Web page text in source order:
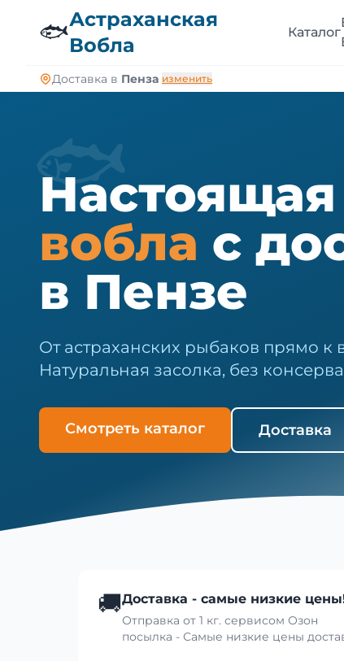
🐟Астраханская
Вобла
Каталог
Доставка в Пенза изменить
🐟
Настоящая
вобла с
в Пензе
От астраханских рыбаков прямо к
Натуральная засолка, без
Смотреть каталог Доставка
🚚Доставка - самые низкие
Отправка от 1 кг. сервисом Озон
посылка - Самые низкие цены